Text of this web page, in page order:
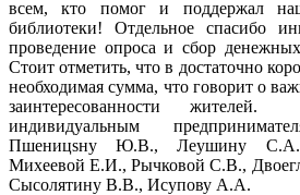
всем, кто помог и поддержал
библиотеки! Отдельное спасибо
проведение опроса и сбор
Стоит отметить, что в достаточно
необходимая сумма, что говорит о
заинтересованности
индивидуальным
Пшеницsну Ю.В., Леушину
Михеевой Е.И., Рычковой С.В.,
Сысолятину В.В., Исупову А.А.